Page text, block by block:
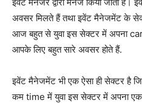
अवसर मिलते हैं तथा इवेंट मैनेजमेंट के
आज बहुत से युवा इस सेक्टर में अपना
आपके लिए बहुत सारे अवसर होते हैं.
इवेंट मैनेजमेंट भी एक ऐसा ही सेक्टर है
कम time में युवा इस सेक्टर में अपना